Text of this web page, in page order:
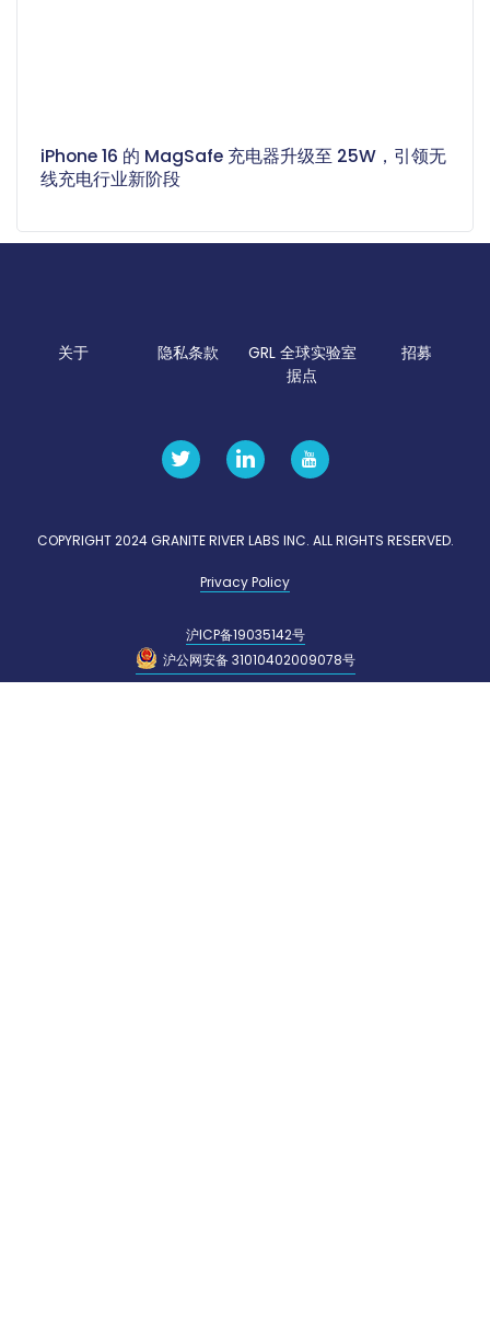
iPhone 16 的 MagSafe 充电器升级至 25W，引领无
线充电行业新阶段
关于 隐私条款
GRL 全球实验室
据点
招募
COPYRIGHT 2024 GRANITE RIVER LABS INC. ALL RIGHTS RESERVED.
Privacy Policy
沪ICP备19035142号
沪公网安备 31010402009078号